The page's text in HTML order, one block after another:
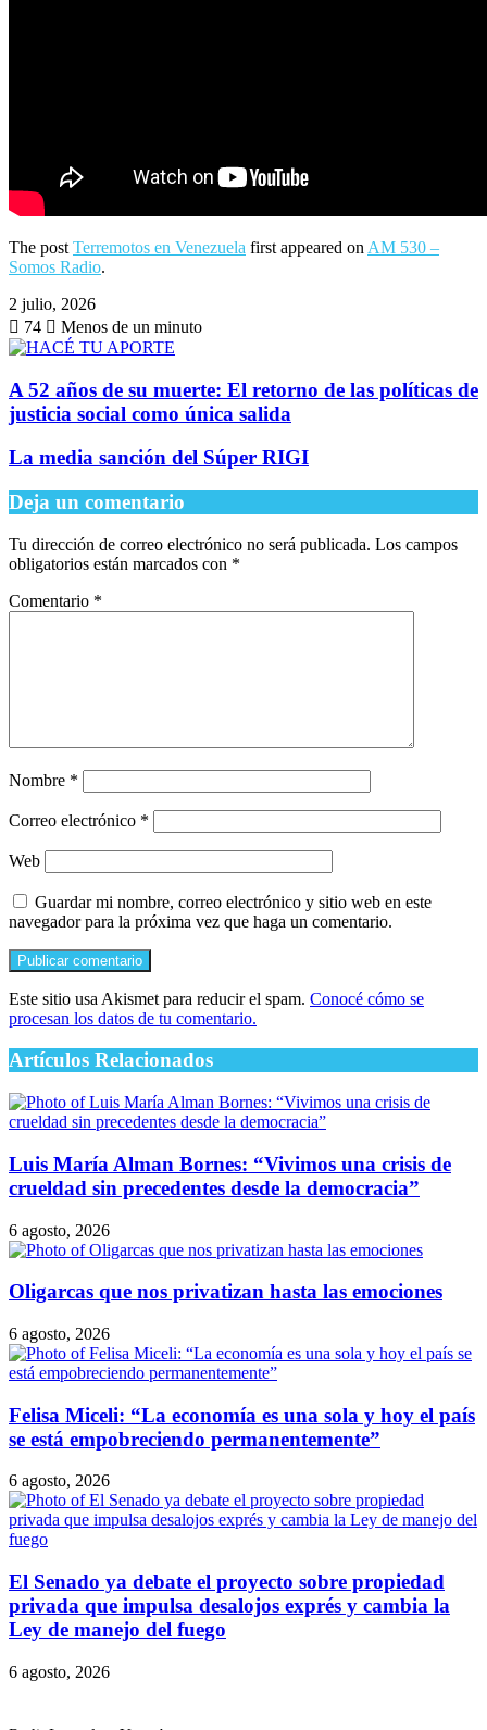
The post Terremotos en Venezuela first appeared on AM 530 –
Somos Radio.
2 julio, 2026
74
Menos de un minuto
A 52 años de su muerte: El retorno de las políticas de
justicia social como única salida
La media sanción del ​Súper RIGI
Deja un comentario
Tu dirección de correo electrónico no será publicada. Los campos
obligatorios están marcados con *
Comentario *
Nombre *
Correo electrónico *
Web
Guardar mi nombre, correo electrónico y sitio web en este
navegador para la próxima vez que haga un comentario.
Este sitio usa Akismet para reducir el spam. Conocé cómo se
procesan los datos de tu comentario.
Artículos Relacionados
Luis María Alman Bornes: “Vivimos una crisis de
crueldad sin precedentes desde la democracia”
6 agosto, 2026
Oligarcas que nos privatizan hasta las emociones
6 agosto, 2026
Felisa Miceli: “La economía es una sola y hoy el país
se está empobreciendo permanentemente”
6 agosto, 2026
El Senado ya debate el proyecto sobre propiedad
privada que impulsa desalojos exprés y cambia la
Ley de manejo del fuego
6 agosto, 2026